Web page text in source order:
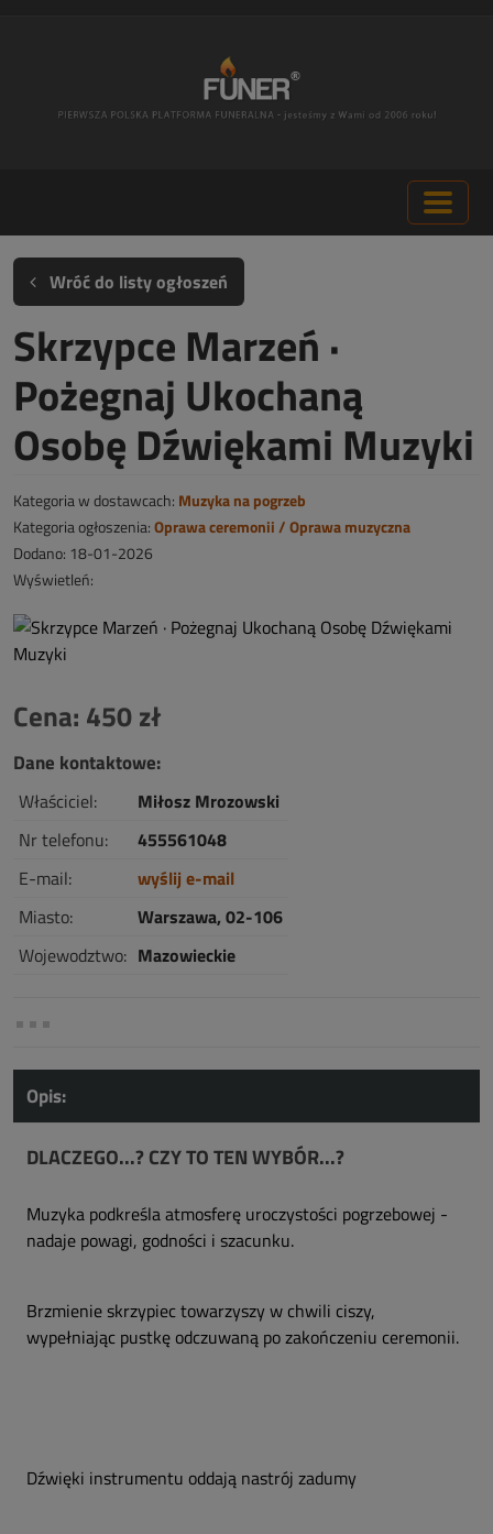
Wróć do listy ogłoszeń
Skrzypce Marzeń ·
Pożegnaj Ukochaną
Osobę Dźwiękami Muzyki
Kategoria w dostawcach: Muzyka na pogrzeb
Kategoria ogłoszenia:Oprawa ceremonii / Oprawa muzyczna
Dodano: 18-01-2026
Wyświetleń:
Cena: 450 zł
Dane kontaktowe:
Właściciel:
Miłosz Mrozowski
Nr telefonu:
455561048
E-mail:
wyślij e-mail
Miasto:
Warszawa, 02-106
Wojewodztwo: Mazowieckie
Opis:
DLACZEGO...? CZY TO TEN WYBÓR...?
Muzyka podkreśla atmosferę uroczystości pogrzebowej -
nadaje powagi, godności i szacunku.
Brzmienie skrzypiec towarzyszy w chwili ciszy,
wypełniając pustkę odczuwaną po zakończeniu ceremonii.
Dźwięki instrumentu oddają nastrój zadumy